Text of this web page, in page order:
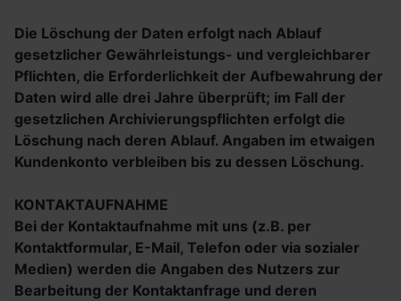
Die Löschung der Daten erfolgt nach Ablauf
gesetzlicher Gewährleistungs- und vergleichbarer
Pflichten, die Erforderlichkeit der Aufbewahrung der
Daten wird alle drei Jahre überprüft; im Fall der
gesetzlichen Archivierungspflichten erfolgt die
Löschung nach deren Ablauf. Angaben im etwaigen
Kundenkonto verbleiben bis zu dessen Löschung.
KONTAKTAUFNAHME
Bei der Kontaktaufnahme mit uns (z.B. per
Kontaktformular, E-Mail, Telefon oder via sozialer
Medien) werden die Angaben des Nutzers zur
Bearbeitung der Kontaktanfrage und deren